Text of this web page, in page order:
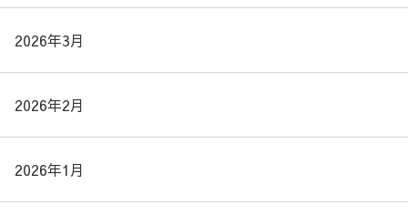
2026年3月
2026年2月
2026年1月